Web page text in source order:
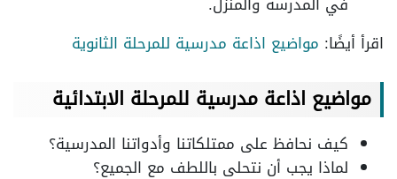
اقرأ أيضًا: مواضيع اذاعة مدرسية للمرحلة الثانوية
مواضيع اذاعة مدرسية للمرحلة الابتدائية
كيف نحافظ على ممتلكاتنا وأدواتنا المدرسية؟
لماذا يجب أن نتحلى باللطف مع الجميع؟